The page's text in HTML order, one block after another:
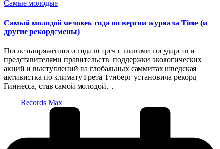
Опубликовано
Самые молодые
Самый молодой человек года по версии журнала Time (и
другие рекордсмены)
После напряженного года встреч с главами государств и
представителями правительств, поддержки экологических
акций и выступлений на глобальных саммитах шведская
активистка по климату Грета Тунберг установила рекорд
Гиннесса, став самой молодой…
Records Max